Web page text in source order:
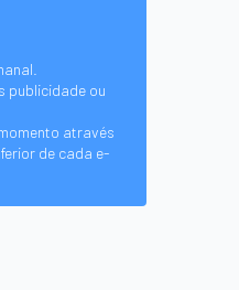
publicidade ou
através
de cada e-